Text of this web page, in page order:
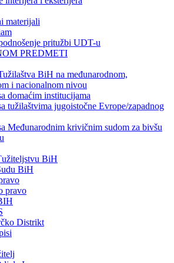
materijali
pritužbi UDT-u
PREDMETI
BiH na međunarodnom,
i nacionalnom nivou
domaćim institucijama
tužilaštvima jugoistočne Evrope/zapadnog
Međunarodnim krivičnim sudom za bivšu
BiH
BiH
pravo
Distrikt